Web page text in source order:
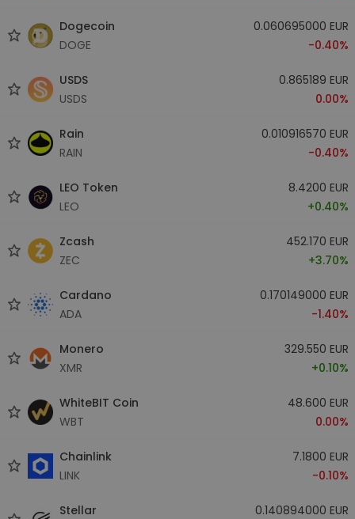
Dogecoin
DOGE
0.060695000 EUR
-0.40%
USDS
USDS
0.865189 EUR
0.00%
Rain
RAIN
0.010916570 EUR
-0.40%
LEO Token
LEO
8.4200 EUR
+0.40%
Zcash
ZEC
452.170 EUR
+3.70%
Cardano
ADA
0.170149000 EUR
-1.40%
Monero
XMR
329.550 EUR
+0.10%
WhiteBIT Coin
WBT
48.600 EUR
0.00%
Chainlink
LINK
7.1800 EUR
-0.10%
Stellar
0.140894000 EUR